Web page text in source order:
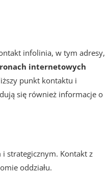
infolinia, w tym adresy,
internetowych
punkt kontaktu i
się również informacje o
strategicznym. Kontakt z
oddziału.